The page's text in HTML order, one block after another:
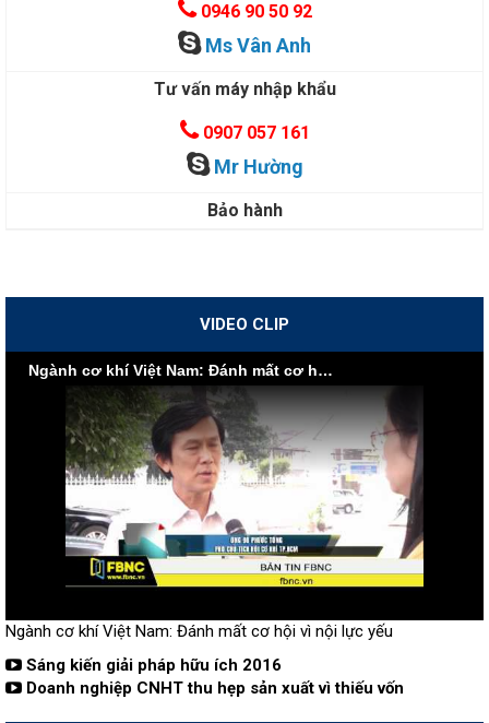
0946 90 50 92
Ms Vân Anh
Tư vấn máy nhập khẩu
0907 057 161
Mr Hường
Bảo hành
VIDEO CLIP
Ngành cơ khí Việt Nam: Đánh mất cơ hội vì nội lực yếu
Ngành cơ khí Việt Nam: Đánh mất cơ hội vì nội lực yếu
Sáng kiến giải pháp hữu ích 2016
Doanh nghiệp CNHT thu hẹp sản xuất vì thiếu vốn